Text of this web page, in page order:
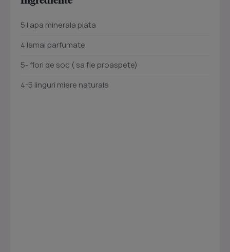
5 l apa minerala plata
4 lamai parfumate
5- flori de soc ( sa fie proaspete)
4-5 linguri miere naturala